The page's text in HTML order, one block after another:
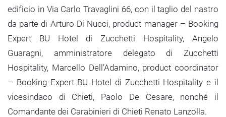
edificio in Via Carlo Travaglini 66, con il taglio del nastro
da parte di Arturo Di Nucci, product manager – Booking
Expert BU Hotel di Zucchetti Hospitality, Angelo
Guaragni, amministratore delegato di Zucchetti
Hospitality, Marcello Dell’Adamino, product coordinator
– Booking Expert BU Hotel di Zucchetti Hospitality e il
vicesindaco di Chieti, Paolo De Cesare, nonché il
Comandante dei Carabinieri di Chieti Renato Lanzolla.